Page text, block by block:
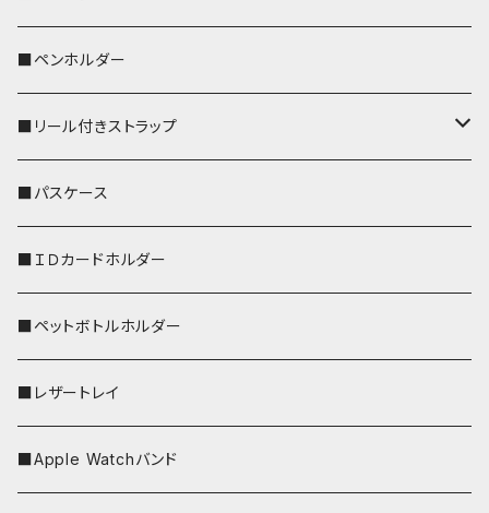
ペンギン
■ペンホルダー
■リール付きストラップ
リールのみ
ストラップ付
■パスケース
■ＩＤカードホルダー
■ペットボトルホルダー
■レザートレイ
■Apple Watchバンド